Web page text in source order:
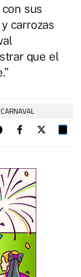
sus
carrozas
que el